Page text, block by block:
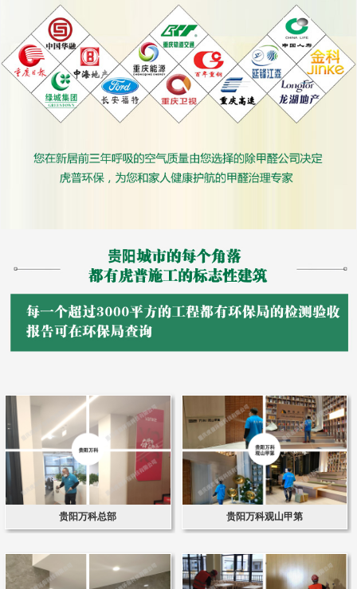
贵阳万科总部 贵阳万科观山甲第